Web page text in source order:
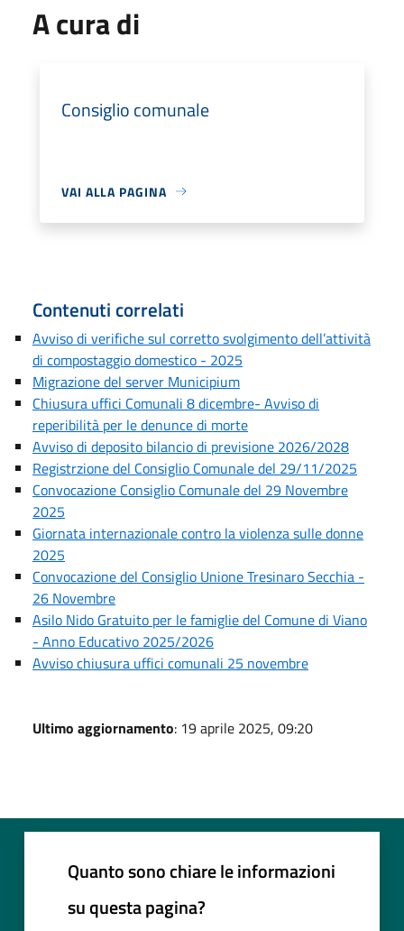
A cura di
Consiglio comunale
VAI ALLA PAGINA
Contenuti correlati
Avviso di verifiche sul corretto svolgimento dell’attività
di compostaggio domestico - 2025
Migrazione del server Municipium
Chiusura uffici Comunali 8 dicembre- Avviso di
reperibilità per le denunce di morte
Avviso di deposito bilancio di previsione 2026/2028
Registrzione del Consiglio Comunale del 29/11/2025
Convocazione Consiglio Comunale del 29 Novembre
2025
Giornata internazionale contro la violenza sulle donne
2025
Convocazione del Consiglio Unione Tresinaro Secchia -
26 Novembre
Asilo Nido Gratuito per le famiglie del Comune di Viano
- Anno Educativo 2025/2026
Avviso chiusura uffici comunali 25 novembre
Ultimo aggiornamento: 19 aprile 2025, 09:20
Quanto sono chiare le informazioni
su questa pagina?